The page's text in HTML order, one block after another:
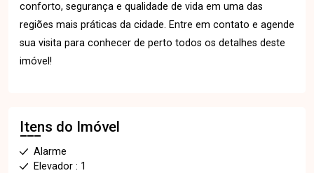
conforto, segurança e qualidade de vida em uma das
regiões mais práticas da cidade. Entre em contato e agende
sua visita para conhecer de perto todos os detalhes deste
imóvel!
Itens do Imóvel
Alarme
Elevador : 1